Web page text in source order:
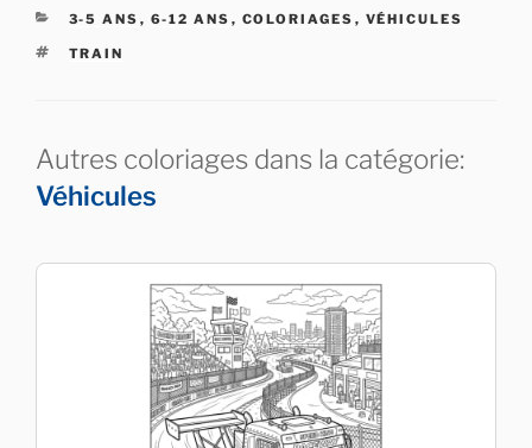
CATÉGORIES
3-5 ANS , 6-12 ANS , COLORIAGES , VÉHICULES
ÉTIQUETTES
TRAIN
Autres coloriages dans la catégorie:
Véhicules